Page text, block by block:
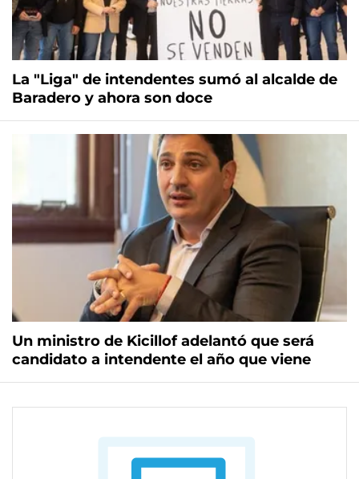
La "Liga" de intendentes sumó al alcalde de
Baradero y ahora son doce
Un ministro de Kicillof adelantó que será
candidato a intendente el año que viene